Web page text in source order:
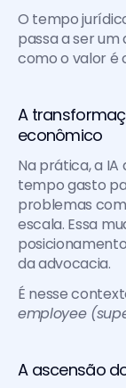
O tempo
passa a ser
como o valor é
A
econômico
Na prática, a
tempo gasto
problemas
escala. Essa
da advocacia.
É nesse
employee
A ascensão